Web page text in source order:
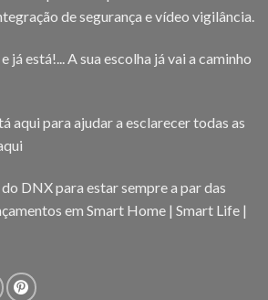
de segurança e vídeo vigilância.
já está!... A sua escolha já vai a caminho
aqui para ajudar a esclarecer todas as
DNX para estar sempre a par das
em Smart Home | Smart Life |